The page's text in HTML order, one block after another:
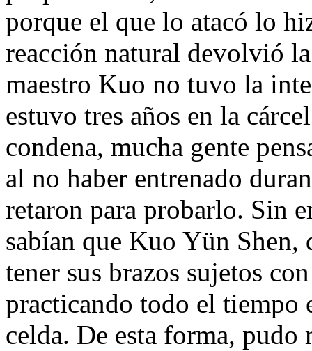
porque el que lo atacó lo
reacción natural devolvió
maestro Kuo no tuvo la
estuvo tres años en la
condena, mucha gente
al no haber entrenado
retaron para probarlo. Sin
sabían que Kuo Yün Shen,
tener sus brazos sujetos
practicando todo el tiempo
celda. De esta forma, pudo